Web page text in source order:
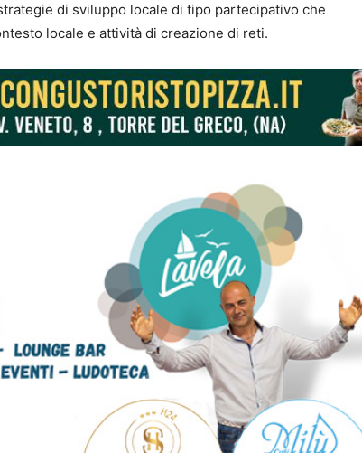
di sviluppo locale di tipo partecipativo che
locale e attività di creazione di reti.